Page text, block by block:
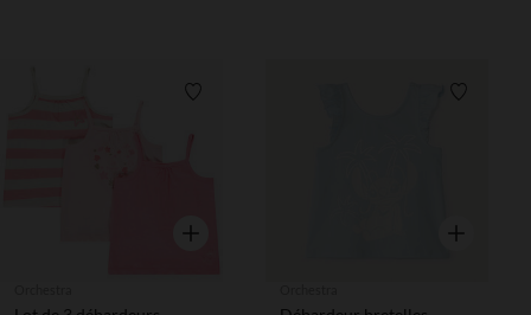
Aperçu rapide Aperçu